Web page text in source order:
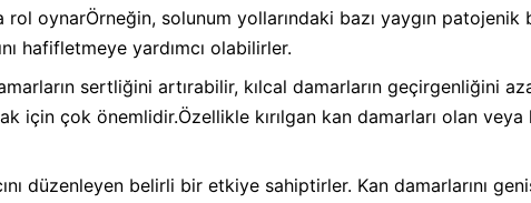
oynarÖrneğin, solunum yollarındaki bazı yaygın
hafifletmeye yardımcı olabilirler.
sertliğini artırabilir, kılcal damarların geçirgenliğini
için çok önemlidir.Özellikle kırılgan kan damarları olan
düzenleyen belirli bir etkiye sahiptirler. Kan damarlarını